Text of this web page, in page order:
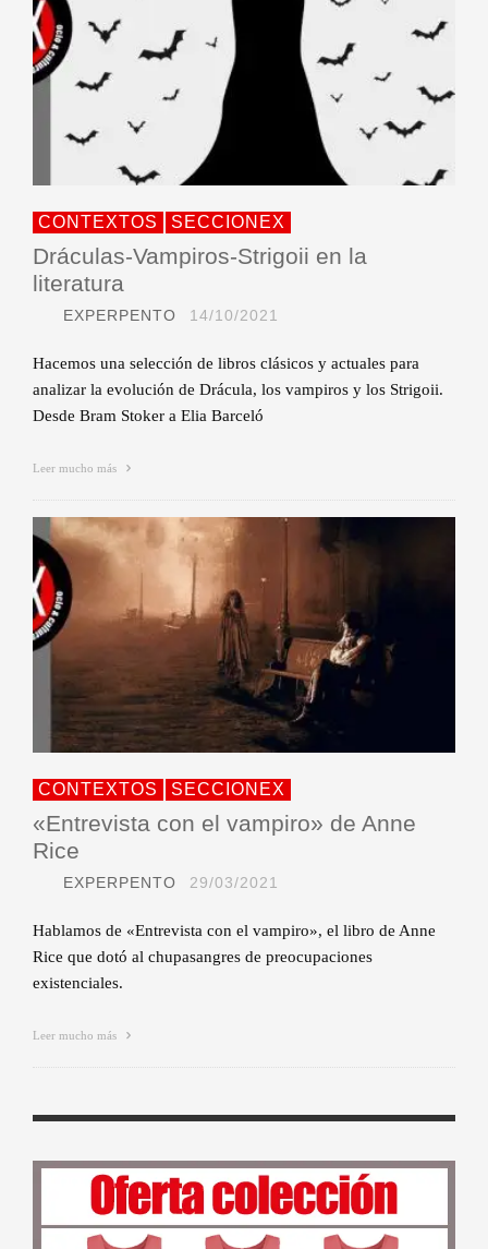
CONTEXTOS SECCIONEX
Dráculas-Vampiros-Strigoii en la
literatura
EXPERPENTO 14/10/2021
Hacemos una selección de libros clásicos y actuales para
analizar la evolución de Drácula, los vampiros y los Strigoii.
Desde Bram Stoker a Elia Barceló
Leer mucho más
CONTEXTOS SECCIONEX
«Entrevista con el vampiro» de Anne
Rice
EXPERPENTO 29/03/2021
Hablamos de «Entrevista con el vampiro», el libro de Anne
Rice que dotó al chupasangres de preocupaciones
existenciales.
Leer mucho más